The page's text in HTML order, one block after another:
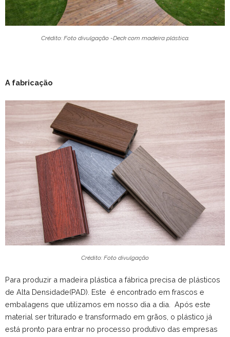
Crédito: Foto divulgação -Deck com madeira plástica.
A fabricação
Crédito: Foto divulgação
Para produzir a madeira plástica a fábrica precisa de plásticos
de Alta Densidade(PAD). Este é encontrado em frascos e
embalagens que utilizamos em nosso dia a dia. Após este
material ser triturado e transformado em grãos, o plástico já
está pronto para entrar no processo produtivo das empresas